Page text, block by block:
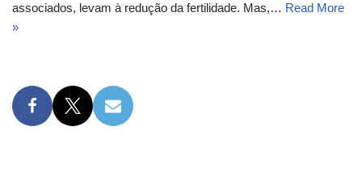
associados, levam à redução da fertilidade. Mas,… Read More
»